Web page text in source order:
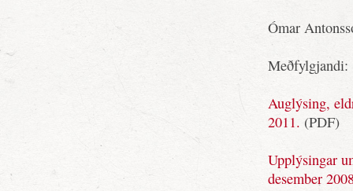
Ómar
Meðfylgjandi:
Auglýsing,
2011. (PDF)
Upplýsingar
desember